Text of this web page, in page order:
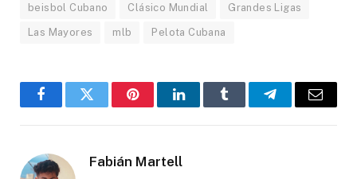
beisbol Cubano Clásico Mundial Grandes Ligas
Las Mayores mlb Pelota Cubana
FacebookTwitter PinterestLinkedInTumblr TelegramEmail
Fabián Martell